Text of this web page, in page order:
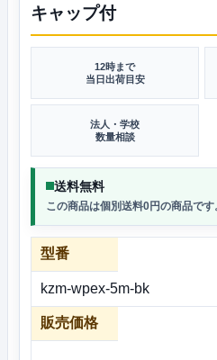
キャップ付
12時まで
当日出荷目安
法人・学校
数量相談
送料無料
この商品は個別送料0円の商品です
型番
kzm-wpex-5m-bk
販売価格